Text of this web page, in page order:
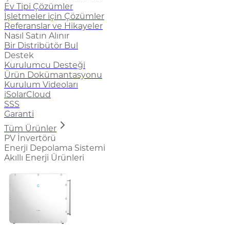
Ev Tipi Çözümler
İşletmeler için Çözümler
Referanslar ve Hikayeler
Nasıl Satın Alınır
Bir Distribütör Bul
Destek
Kurulumcu Desteği
Ürün Dokümantasyonu
Kurulum Videoları
iSolarCloud
SSS
Garanti
Tüm Ürünler
PV İnvertörü
Enerji Depolama Sistemi
Akıllı Enerji Ürünleri